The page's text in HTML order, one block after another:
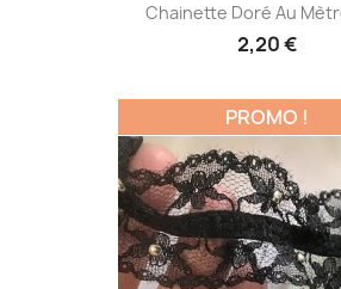
Chainette Doré Au
2,20 €
PROMO !